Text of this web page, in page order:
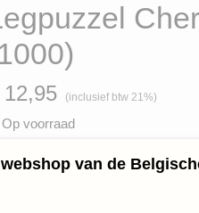
(inclusief btw 21%)
Op voorraad
van de